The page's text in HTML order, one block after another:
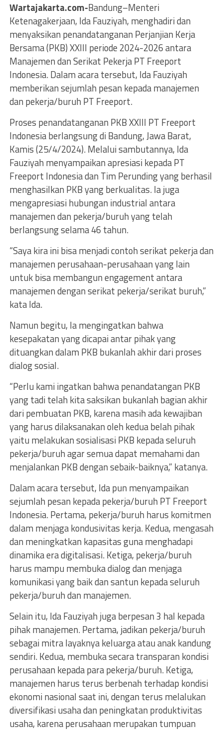
Wartajakarta.com-Bandung–Menteri
Ketenagakerjaan, Ida Fauziyah, menghadiri dan
menyaksikan penandatanganan Perjanjian Kerja
Bersama (PKB) XXIII periode 2024-2026 antara
Manajemen dan Serikat Pekerja PT Freeport
Indonesia. Dalam acara tersebut, Ida Fauziyah
memberikan sejumlah pesan kepada manajemen
dan pekerja/buruh PT Freeport.
Proses penandatanganan PKB XXIII PT Freeport
Indonesia berlangsung di Bandung, Jawa Barat,
Kamis (25/4/2024). Melalui sambutannya, Ida
Fauziyah menyampaikan apresiasi kepada PT
Freeport Indonesia dan Tim Perunding yang berhasil
menghasilkan PKB yang berkualitas. Ia juga
mengapresiasi hubungan industrial antara
manajemen dan pekerja/buruh yang telah
berlangsung selama 46 tahun.
“Saya kira ini bisa menjadi contoh serikat pekerja dan
manajemen perusahaan-perusahaan yang lain
untuk bisa membangun engagement antara
manajemen dengan serikat pekerja/serikat buruh,”
kata Ida.
Namun begitu, Ia mengingatkan bahwa
kesepakatan yang dicapai antar pihak yang
dituangkan dalam PKB bukanlah akhir dari proses
dialog sosial.
“Perlu kami ingatkan bahwa penandatangan PKB
yang tadi telah kita saksikan bukanlah bagian akhir
dari pembuatan PKB, karena masih ada kewajiban
yang harus dilaksanakan oleh kedua belah pihak
yaitu melakukan sosialisasi PKB kepada seluruh
pekerja/buruh agar semua dapat memahami dan
menjalankan PKB dengan sebaik-baiknya,” katanya.
Dalam acara tersebut, Ida pun menyampaikan
sejumlah pesan kepada pekerja/buruh PT Freeport
Indonesia. Pertama, pekerja/buruh harus komitmen
dalam menjaga kondusivitas kerja. Kedua, mengasah
dan meningkatkan kapasitas guna menghadapi
dinamika era digitalisasi. Ketiga, pekerja/buruh
harus mampu membuka dialog dan menjaga
komunikasi yang baik dan santun kepada seluruh
pekerja/buruh dan manajemen.
Selain itu, Ida Fauziyah juga berpesan 3 hal kepada
pihak manajemen. Pertama, jadikan pekerja/buruh
sebagai mitra layaknya keluarga atau anak kandung
sendiri. Kedua, membuka secara transparan kondisi
perusahaan kepada para pekerja/buruh. Ketiga,
manajemen harus terus berbenah terhadap kondisi
ekonomi nasional saat ini, dengan terus melalukan
diversifikasi usaha dan peningkatan produktivitas
usaha, karena perusahaan merupakan tumpuan